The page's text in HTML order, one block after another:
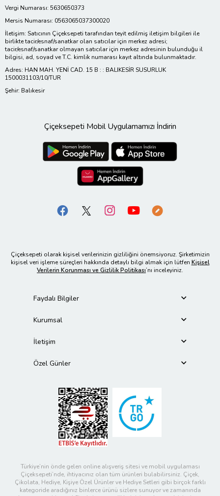
Vergi Numarası: 5630650373
Mersis Numarası: 0563065037300020
İletişim: Satıcının Çiçeksepeti tarafından teyit edilmiş iletişim bilgileri ile
birlikte tacir/esnaf/sanatkar olan satıcılar için merkez adresi;
tacir/esnaf/sanatkar olmayan satıcılar için merkez adresinin bulunduğu il
bilgisi, ad, soyad ve T.C. kimlik numarası kayıt altında bulunmaktadır.
Adres: HAN MAH. YENİ CAD. 15 B : : BALIKESİR SUSURLUK
1500031103/10/TUR
Şehir: Balıkesir
Çiçeksepeti Mobil Uygulamamızı İndirin
Çiçeksepeti olarak kişisel verilerinizin gizliliğini önemsiyoruz. Şirketimizin
kişisel veri işleme süreçleri hakkında detaylı bilgi almak için lütfen Kişisel
Verilerin Korunması ve Gizlilik Politikası’nı inceleyiniz.
Faydalı Bilgiler
Kurumsal
İletişim
Özel Günler
Türkiye’nin önde gelen online alışveriş sitesi ve mobil uygulaması
Çiçeksepeti’nde, ihtiyacınız olan tüm ürünleri bulabilirsiniz. Çiçek,
Çikolata, Hediye, Kişiye Özel Ürünler ve Hediye Setleri gibi birçok farklı
kategoride aradığınız binlerce ürünü sizlere sunuyor ve zamanında